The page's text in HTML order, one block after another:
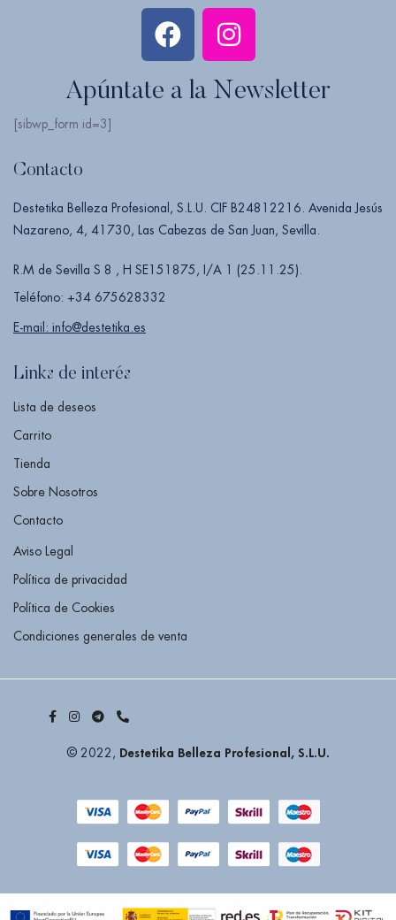
Apúntate a la Newsletter
[sibwp_form id=3]
Contacto
Destetika Belleza Profesional, S.L.U. CIF B24812216. Avenida Jesús
Nazareno, 4, 41730, Las Cabezas de San Juan, Sevilla.
R.M de Sevilla S 8 , H SE151875, I/A 1 (25.11.25).
Teléfono: +34 675628332
E-mail: info@destetika.es
Links de interés
Lista de deseos
Carrito
Tienda
Sobre Nosotros
Contacto
Aviso Legal
Política de privacidad
Política de Cookies
Condiciones generales de venta
© 2022, Destetika Belleza Profesional, S.L.U.